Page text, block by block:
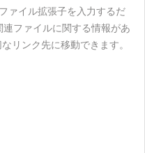
ァイル拡張子を入力するだ
ファイルに関する情報があ
リンク先に移動できます。